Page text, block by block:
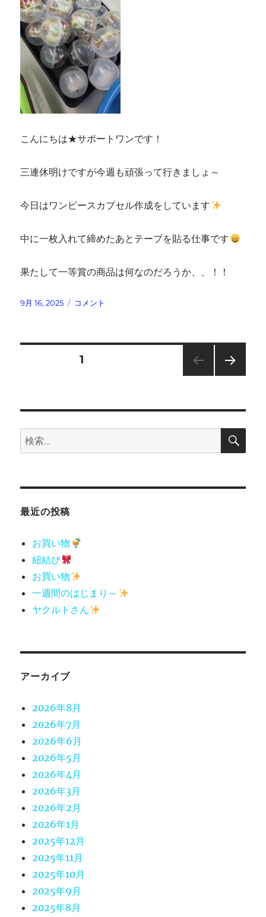
こんにちは★サポートワンです！
三連休明けですが今週も頑張って行きましょ～
今日はワンピースカプセル作成をしています
中に一枚入れて締めたあとテープを貼る仕事です
果たして一等賞の商品は何なのだろうか、、！！
投
9月 16, 2025
ガ
ャ
ル
作
(`・
に
コメント
の
ペ
ジ
り
固定ページ1
検
索:
検
最近の投稿
お買い物
紐結び
お買い物
一週間のはじまり～
ヤクルトさん
アーカイブ
2026年8月
2026年7月
2026年6月
2026年5月
2026年4月
2026年3月
2026年2月
2026年1月
2025年12月
2025年11月
2025年10月
2025年9月
2025年8月